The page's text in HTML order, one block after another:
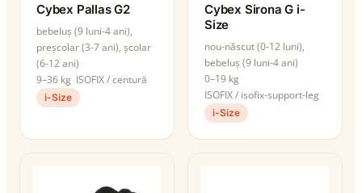
Cybex Pallas G2
bebeluș (9 luni-4 ani),
preșcolar (3-7 ani), școlar
(6-12 ani)
9–36 kg ISOFIX / centură
i-Size
Cybex Sirona G i-
Size
nou-născut (0-12 luni),
bebeluș (9 luni-4 ani)
0–19 kg
ISOFIX / isofix-support-leg
i-Size